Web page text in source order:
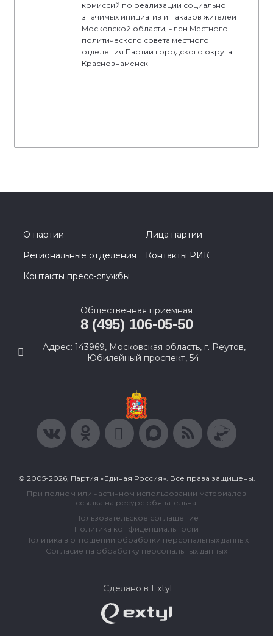
комиссий по реализации социально
значимых инициатив и наказов жителей
Московской области, член Местного
политического совета местного
отделения Партии городского округа
Краснознаменск
О партии
Лица партии
Региональные отделения
Контакты РИК
Контакты пресс-службы
Общественная приемная
8 (495) 106-05-50
Адрес: 143969, Московская область, г. Реутов,
Юбилейный проспект, 54.
© 2005-2026, Партия «Единая Россия». Все права защищены.
При полном или частичном использовании материалов
ссылка на ресурс обязательна.
Пользовательское соглашение
Политика конфиденциальности
Политика в отношении обработки персональных данных
Согласие на обработку персональных данных
Сделано в Extyl